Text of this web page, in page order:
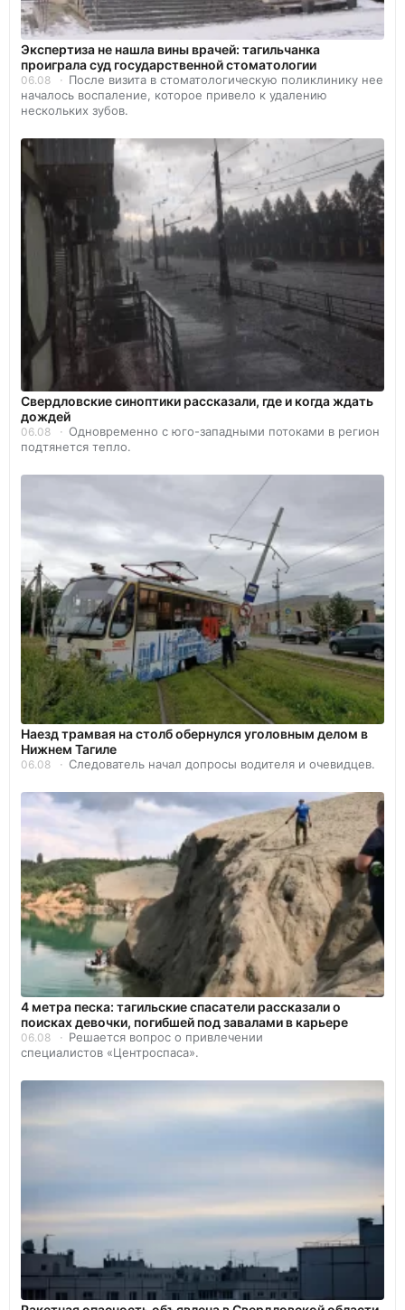
Экспертиза не нашла вины врачей: тагильчанка
проиграла суд государственной стоматологии
06.08
После визита в стоматологическую поликлинику нее
началось воспаление, которое привело к удалению
нескольких зубов.
Свердловские синоптики рассказали, где и когда ждать
дождей
06.08
Одновременно с юго-западными потоками в регион
подтянется тепло.
Наезд трамвая на столб обернулся уголовным делом в
Нижнем Тагиле
06.08 Следователь начал допросы водителя и очевидцев.
4 метра песка: тагильские спасатели рассказали о
поисках девочки, погибшей под завалами в карьере
06.08
Решается вопрос о привлечении
специалистов «Центроспаса».